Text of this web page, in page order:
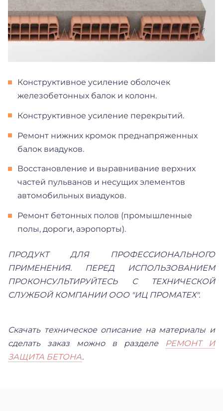
Конструктивное усиление оболочек
железобетонных балок и колонн.
Конструктивное усиление перекрытий.
Ремонт нижних кромок преднапряженных
балок виадуков.
Восстановление и выравнивание верхних
частей пульванов и несущих элементов
автомобильных виадуков.
Ремонт бетонных полов (промышленные
полы, дороги, аэропорты).
ПРОДУКТ ДЛЯ ПРОФЕССИОНАЛЬНОГО
ПРИМЕНЕНИЯ. ПЕРЕД ИСПОЛЬЗОВАНИЕМ
ПРОКОНСУЛЬТИРУЙТЕСЬ С ТЕХНИЧЕСКОЙ
СЛУЖБОЙ КОМПАНИИ ООО "ИЦ ПРОМАТЕХ".
Скачать техническое описание на материалы и
сделать заказ можно в разделе
РЕМОНТ И
ЗАЩИТА БЕТОНА.